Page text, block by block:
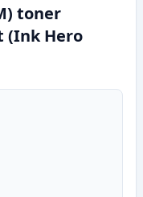
toner
(Ink Hero